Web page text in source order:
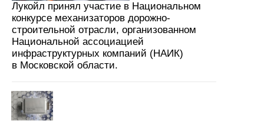
Лукойл принял участие в Национальном
конкурсе механизаторов дорожно-
строительной отрасли, организованном
Национальной ассоциацией
инфраструктурных компаний (НАИК)
в Московской области.